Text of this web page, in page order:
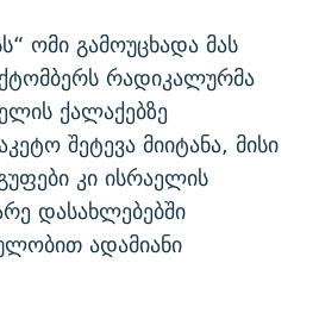
ომი გამოუცხადა მას
რადიკალურმა
ქალაქებზე
შეტევა მიიტანა, მისი
კი ისრაელის
დასახლებებში
ადამიანი